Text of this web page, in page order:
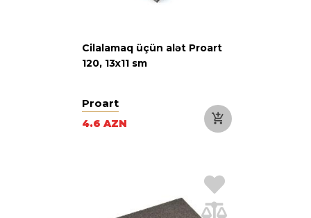
Cilalamaq üçün alət Proart
120, 13х11 sm
Proart
4.6 AZN